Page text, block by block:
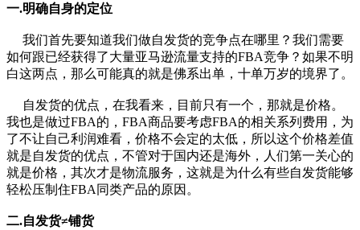
一.明确自身的定位
我们首先要知道我们做自发货的竞争点在哪里？我们需要
如何跟已经获得了大量亚马逊流量支持的FBA竞争？如果不明
白这两点，那么可能真的就是佛系出单，十单万岁的境界了。
自发货的优点，在我看来，目前只有一个，那就是价格。
我也是做过FBA的，FBA商品要考虑FBA的相关系列费用，为
了不让自己利润难看，价格不会定的太低，所以这个价格差值
就是自发货的优点，不管对于国内还是海外，人们第一关心的
就是价格，其次才是物流服务，这就是为什么有些自发货能够
轻松压制住FBA同类产品的原因。
二.自发货≠铺货